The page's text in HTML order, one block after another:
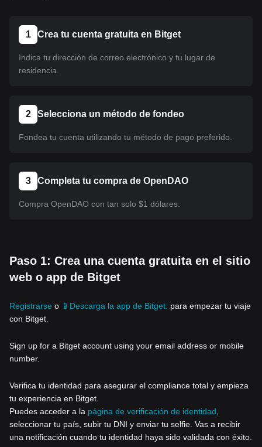
1 Crea tu cuenta gratuita en Bitget
Indica tu dirección de correo electrónico y tu lugar de
residencia.
2 Selecciona un método de fondeo
Fondea tu cuenta utilizando tu método de pago preferido.
3 Completa tu compra de OpenDAO
Compra OpenDAO con tan solo $1 dólares.
Paso 1: Crea una cuenta gratuita en el sitio
web o app de Bitget
Registrarse o 📱Descarga la app de Bitget: para empezar tu viaje
con Bitget.
Sign up for a Bitget account using your email address or mobile
number.
Verifica tu identidad para asegurar el compliance total y empieza
tu experiencia en Bitget.
Puedes acceder a la página de verificación de identidad
seleccionar tu país, subir tu DNI y enviar tu selfie. Vas a recibir
una notificación cuando tu identidad haya sido validada con éxito.